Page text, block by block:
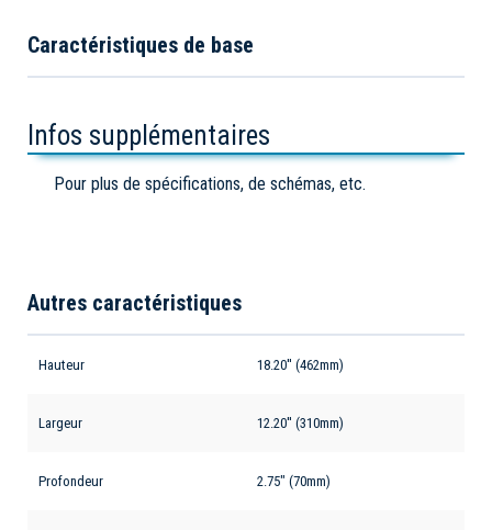
Caractéristiques de base
Infos supplémentaires
Pour plus de spécifications, de schémas, etc.
Autres caractéristiques
Hauteur 18.20'' (462mm)
Largeur 12.20'' (310mm)
Profondeur 2.75" (70mm)